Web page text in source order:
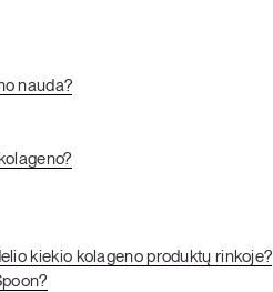
nauda?
kiekio kolageno produktų rinkoje?